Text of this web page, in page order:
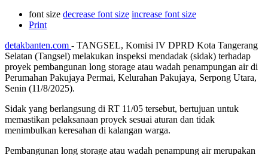
font size decrease font size increase font size
Print
detakbanten.com - TANGSEL, Komisi IV DPRD Kota Tangerang
Selatan (Tangsel) melakukan inspeksi mendadak (sidak) terhadap
proyek pembangunan long storage atau wadah penampungan air di
Perumahan Pakujaya Permai, Kelurahan Pakujaya, Serpong Utara,
Senin (11/8/2025).
Sidak yang berlangsung di RT 11/05 tersebut, bertujuan untuk
memastikan pelaksanaan proyek sesuai aturan dan tidak
menimbulkan keresahan di kalangan warga.
Pembangunan long storage atau wadah penampung air merupakan